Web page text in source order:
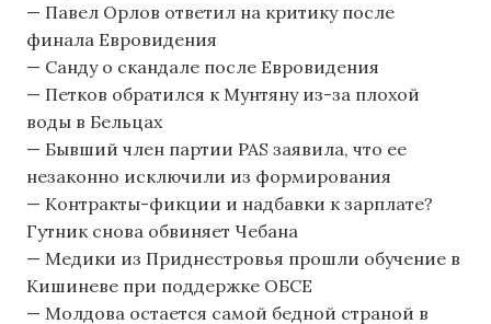
— Павел Орлов ответил на критику после
финала Евровидения
— Санду о скандале после Евровидения
— Петков обратился к Мунтяну из-за плохой
воды в Бельцах
— Бывший член партии PAS заявила, что ее
незаконно исключили из формирования
— Контракты-фикции и надбавки к зарплате?
Гутник снова обвиняет Чебана
— Медики из Приднестровья прошли обучение в
Кишиневе при поддержке ОБСЕ
— Молдова остается самой бедной страной в